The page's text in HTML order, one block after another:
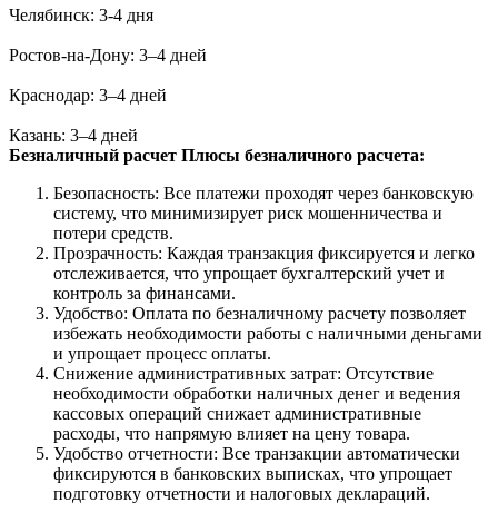
Челябинск: 3-4 дня
Ростов-на-Дону: 3–4 дней
Краснодар: 3–4 дней
Казань: 3–4 дней
Безналичный расчет Плюсы безналичного расчета:
Безопасность: Все платежи проходят через банковскую
систему, что минимизирует риск мошенничества и
потери средств.
Прозрачность: Каждая транзакция фиксируется и легко
отслеживается, что упрощает бухгалтерский учет и
контроль за финансами.
Удобство: Оплата по безналичному расчету позволяет
избежать необходимости работы с наличными деньгами
и упрощает процесс оплаты.
Снижение административных затрат: Отсутствие
необходимости обработки наличных денег и ведения
кассовых операций снижает административные
расходы, что напрямую влияет на цену товара.
Удобство отчетности: Все транзакции автоматически
фиксируются в банковских выписках, что упрощает
подготовку отчетности и налоговых деклараций.